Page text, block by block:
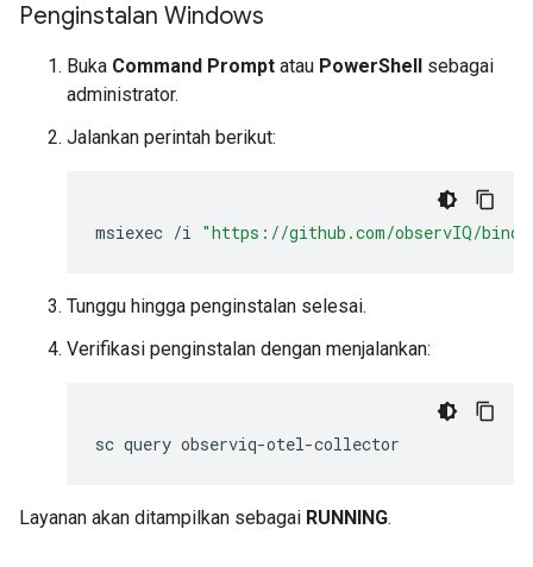
Penginstalan Windows
Buka Command Prompt atau PowerShell sebagai
administrator.
Jalankan perintah berikut:
msiexec /i "https://github.com/observIQ/
Tunggu hingga penginstalan selesai.
Verifikasi penginstalan dengan menjalankan:
Layanan akan ditampilkan sebagai RUNNING.